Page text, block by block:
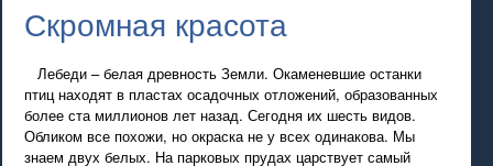
Скромная красота
Лебеди – белая древность Земли. Окаменевшие останки
птиц находят в пластах осадочных отложений, образованных
более ста миллионов лет назад. Сегодня их шесть видов.
Обликом все похожи, но окраска не у всех одинакова. Мы
знаем двух белых. На парковых прудах царствует самый